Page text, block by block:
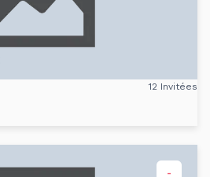
12 Invitées
-